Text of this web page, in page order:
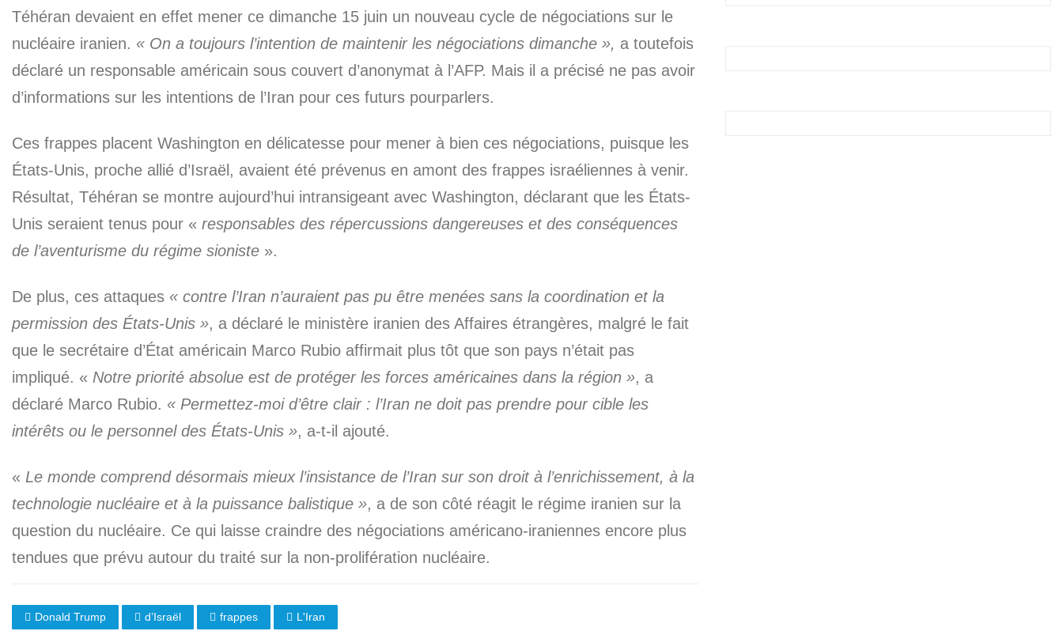
Téhéran devaient en effet mener ce dimanche 15 juin un nouveau cycle de négociations sur le
nucléaire iranien. « On a toujours l’intention de maintenir les négociations dimanche », a toutefois
déclaré un responsable américain sous couvert d’anonymat à l’AFP. Mais il a précisé ne pas avoir
d’informations sur les intentions de l’Iran pour ces futurs pourparlers.
Ces frappes placent Washington en délicatesse pour mener à bien ces négociations, puisque les
États-Unis, proche allié d’Israël, avaient été prévenus en amont des frappes israéliennes à venir.
Résultat, Téhéran se montre aujourd’hui intransigeant avec Washington, déclarant que les États-
Unis seraient tenus pour « responsables des répercussions dangereuses et des conséquences
de l’aventurisme du régime sioniste ».
De plus, ces attaques « contre l’Iran n’auraient pas pu être menées sans la coordination et la
permission des États-Unis », a déclaré le ministère iranien des Affaires étrangères, malgré le fait
que le secrétaire d’État américain Marco Rubio affirmait plus tôt que son pays n’était pas
impliqué. « Notre priorité absolue est de protéger les forces américaines dans la région », a
déclaré Marco Rubio. « Permettez-moi d’être clair : l’Iran ne doit pas prendre pour cible les
intérêts ou le personnel des États-Unis », a-t-il ajouté.
« Le monde comprend désormais mieux l’insistance de l’Iran sur son droit à l’enrichissement, à la
technologie nucléaire et à la puissance balistique », a de son côté réagit le régime iranien sur la
question du nucléaire. Ce qui laisse craindre des négociations américano-iraniennes encore plus
tendues que prévu autour du traité sur la non-prolifération nucléaire.
Donald Trump d’Israël frappes L'Iran